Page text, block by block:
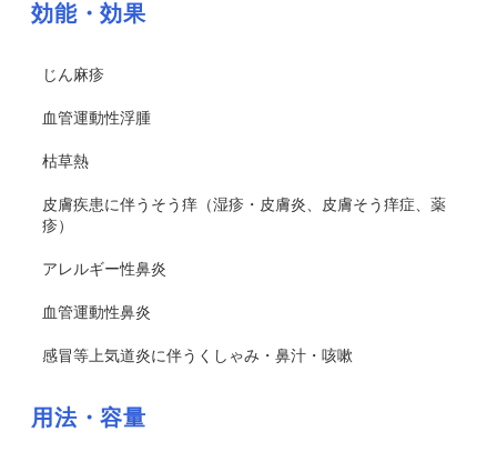
効能・効果
じん麻疹
血管運動性浮腫
枯草熱
皮膚疾患に伴うそう痒（湿疹・皮膚炎、皮膚そう痒症、薬
疹）
アレルギー性鼻炎
血管運動性鼻炎
感冒等上気道炎に伴うくしゃみ・鼻汁・咳嗽
用法・容量